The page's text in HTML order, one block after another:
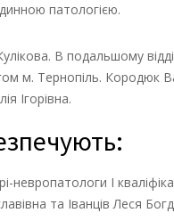
патологією.
В подальшому
Тернопіль. Кородюк
Ігорівна.
І
та Іванців Леся